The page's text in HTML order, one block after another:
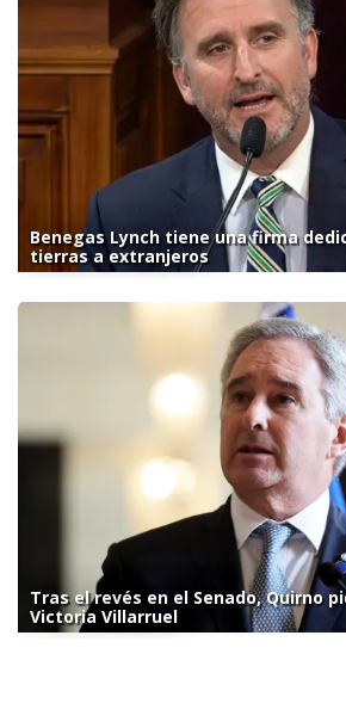
Benegas Lynch tiene una firma
tierras a extranjeros
Tras el revés en el Senado, Quirno
Victoria Villarruel